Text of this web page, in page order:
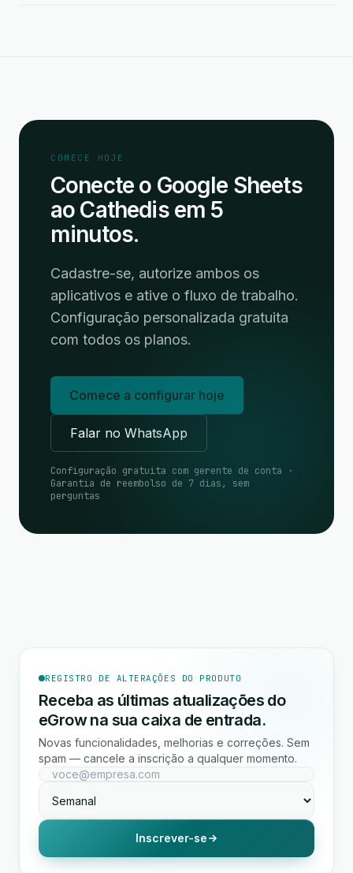
COMECE HOJE
Conecte o Google Sheets
ao Cathedis em 5
minutos.
Cadastre-se, autorize ambos os
aplicativos e ative o fluxo de trabalho.
Configuração personalizada gratuita
com todos os planos.
Comece a configurar hoje
Falar no WhatsApp
Configuração gratuita com gerente de conta ·
Garantia de reembolso de 7 dias, sem
perguntas
REGISTRO DE ALTERAÇÕES DO PRODUTO
Receba as últimas atualizações do
eGrow na sua caixa de entrada.
Novas funcionalidades, melhorias e correções. Sem
spam — cancele a inscrição a qualquer momento.
Inscrever-se